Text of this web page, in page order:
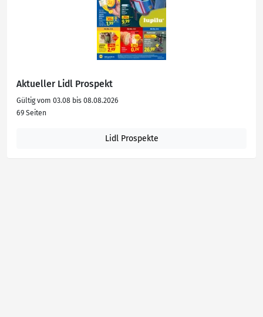
Aktueller Lidl Prospekt
Gültig vom 03.08 bis 08.08.2026
69 Seiten
Lidl Prospekte